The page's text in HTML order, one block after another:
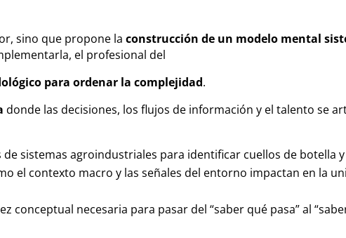
sino que propone la construcción de un modelo mental
el profesional del
para ordenar la complejidad.
donde las decisiones, los flujos de información y el talento se
sistemas agroindustriales para identificar cuellos de botella
el contexto macro y las señales del entorno impactan en la
conceptual necesaria para pasar del “saber qué pasa” al